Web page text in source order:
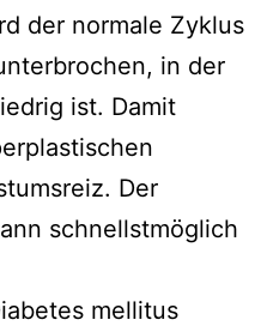
der normale Zyklus
in der
ist. Damit
Der
schnellstmöglich
mellitus